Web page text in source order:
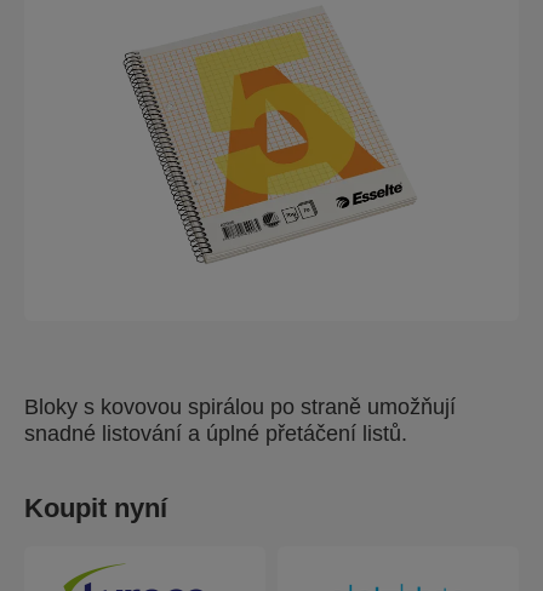
Bloky s kovovou spirálou po straně umožňují
snadné listování a úplné přetáčení listů.
Koupit nyní